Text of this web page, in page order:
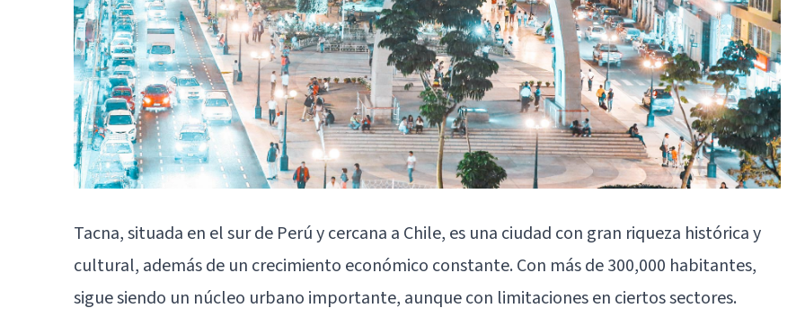
Tacna, situada en el sur de Perú y cercana a Chile, es una ciudad con gran riqueza histórica y
cultural, además de un crecimiento económico constante. Con más de 300,000 habitantes,
sigue siendo un núcleo urbano importante, aunque con limitaciones en ciertos sectores.